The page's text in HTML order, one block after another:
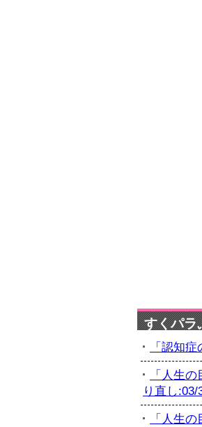
すくパラ
「認知
「人生
り直し:03/
「人生